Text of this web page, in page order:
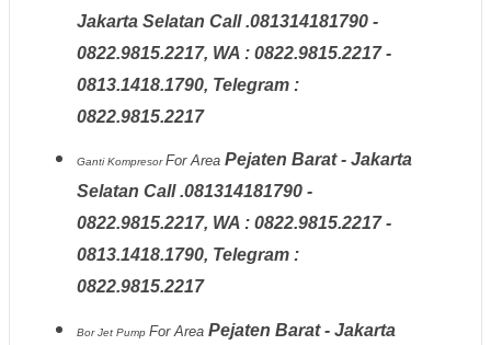
Jakarta Selatan Call .081314181790 -
0822.9815.2217, WA : 0822.9815.2217 -
0813.1418.1790, Telegram :
0822.9815.2217
Ganti KompresorFor Area Pejaten Barat - Jakarta
Selatan Call .081314181790 -
0822.9815.2217, WA : 0822.9815.2217 -
0813.1418.1790, Telegram :
0822.9815.2217
Bor Jet Pump For Area Pejaten Barat - Jakarta